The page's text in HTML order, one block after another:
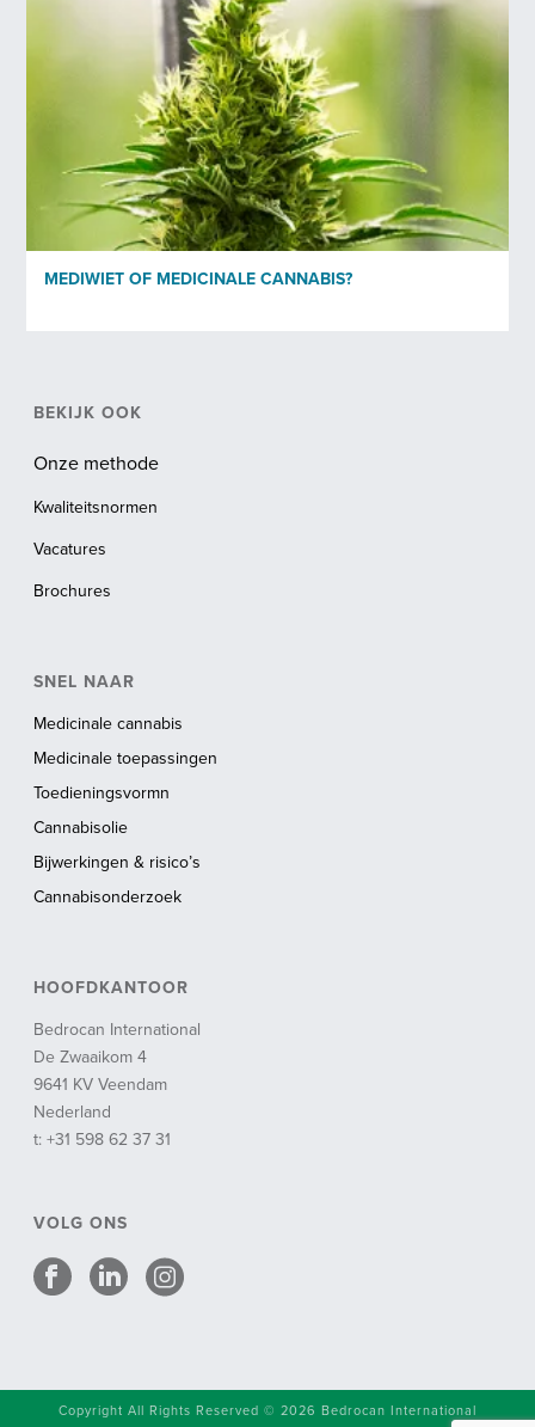
MEDIWIET OF MEDICINALE CANNABIS?
BEKIJK OOK
Onze methode
Kwaliteitsnormen
Vacatures
Brochures
SNEL NAAR
Medicinale cannabis
Medicinale toepassingen
Toedieningsvormn
Cannabisolie
Bijwerkingen & risico’s
Cannabisonderzoek
HOOFDKANTOOR
Bedrocan International
De Zwaaikom 4
9641 KV Veendam
Nederland
t: +31 598 62 37 31
VOLG ONS
Copyright All Rights Reserved © 2026 Bedrocan International